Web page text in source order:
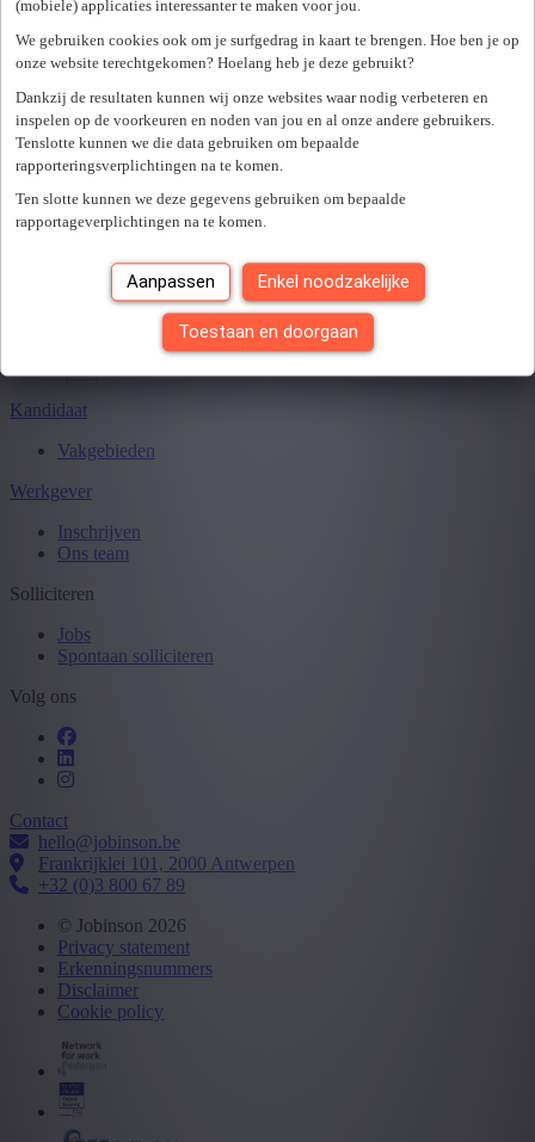
(mobiele) applicaties interessanter te maken voor jou.
We gebruiken cookies ook om je surfgedrag in kaart te brengen. Hoe ben je op
onze website terechtgekomen? Hoelang heb je deze gebruikt?
Dankzij de resultaten kunnen wij onze websites waar nodig verbeteren en
inspelen op de voorkeuren en noden van jou en al onze andere gebruikers.
Tenslotte kunnen we die data gebruiken om bepaalde
rapporteringsverplichtingen na te komen.
Ten slotte kunnen we deze gegevens gebruiken om bepaalde
rapportageverplichtingen na te komen.
Aanpassen Enkel noodzakelijke
Toestaan en doorgaan
Wis alle filters
Provincie
+ Toon meer - Toon minder
U hebt geen toegang tot deze pagina of bent niet langer aangemeld.
Opnieuw aanmelden.
Sluiten
Je hebt0van0jobs gezien.
Kandidaat
Vakgebieden
Werkgever
Inschrijven
Ons team
Solliciteren
Jobs
Spontaan solliciteren
Volg ons
Contact
hello@jobinson.be
Frankrijklei 101, 2000 Antwerpen
+32 (0)3 800 67 89
© Jobinson 2026
Privacy statement
Erkenningsnummers
Disclaimer
Cookie policy